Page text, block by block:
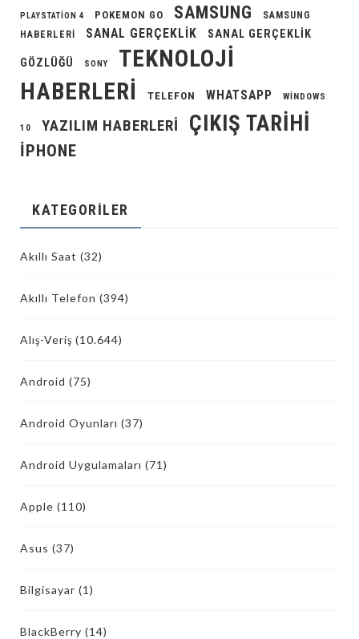
PLAYSTATION 4 POKEMON GO SAMSUNG
SAMSUNG
HABERLERI
SANAL GERÇEKLIK SANAL GERÇEKLIK
GÖZLÜĞÜ SONY
TEKNOLOJI
HABERLERI
TELEFON WHATSAPP WINDOWS
10 YAZILIM HABERLERI ÇIKIŞ TARIHI
İPHONE
KATEGORILER
Akıllı Saat (32)
Akıllı Telefon (394)
Alış-Veriş (10.644)
Android (75)
Android Oyunları (37)
Android Uygulamaları (71)
Apple (110)
Asus (37)
Bilgisayar (1)
BlackBerry (14)